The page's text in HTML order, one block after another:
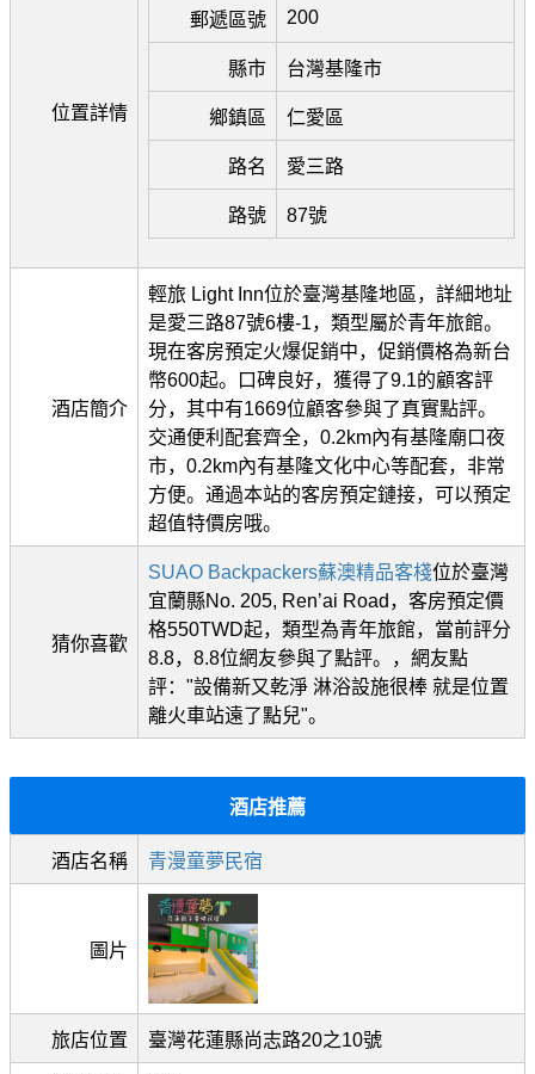
位置詳情
郵遞區號
200
縣市 台灣基隆市
鄉鎮區 仁愛區
路名 愛三路
路號 87號
酒店簡介
輕旅 Light Inn位於臺灣基隆地區，詳細地址
是愛三路87號6樓-1，類型屬於青年旅館。
現在客房預定火爆促銷中，促銷價格為新台
幣600起。口碑良好，獲得了9.1的顧客評
分，其中有1669位顧客參與了真實點評。
交通便利配套齊全，0.2km內有基隆廟口夜
市，0.2km內有基隆文化中心等配套，非常
方便。通過本站的客房預定鏈接，可以預定
超值特價房哦。
猜你喜歡
SUAO Backpackers蘇澳精品客棧位於臺灣
宜蘭縣No. 205, Ren’ai Road，客房預定價
格550TWD起，類型為青年旅館，當前評分
8.8，8.8位網友參與了點評。，網友點
評："設備新又乾淨 淋浴設施很棒 就是位置
離火車站遠了點兒"。
酒店推薦
酒店名稱 青漫童夢民宿
圖片
旅店位置 臺灣花蓮縣尚志路20之10號